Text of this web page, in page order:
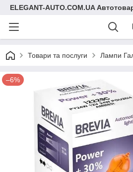
ELEGANT-AUTO.COM.UA
Товари та послуги Лампи
–6%